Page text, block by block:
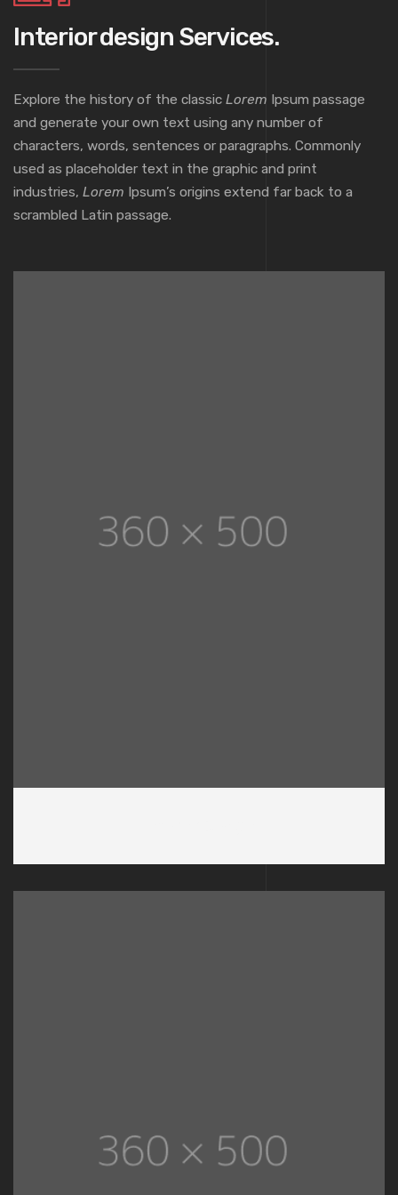
Interior design Services.
Explore the history of the classic Lorem Ipsum passage
and generate your own text using any number of
characters, words, sentences or paragraphs. Commonly
used as placeholder text in the graphic and print
industries, Lorem Ipsum’s origins extend far back to a
scrambled Latin passage.